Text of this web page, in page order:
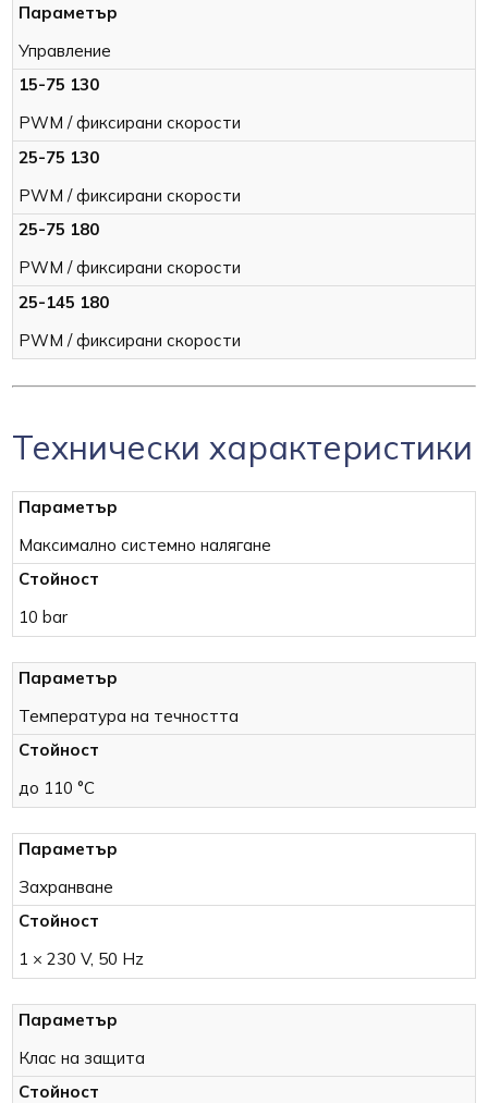
Управление
PWM / фиксирани скорости
PWM / фиксирани скорости
PWM / фиксирани скорости
PWM / фиксирани скорости
Технически характеристики
Максимално системно налягане
10 bar
Температура на течността
до 110 °C
Захранване
1 × 230 V, 50 Hz
Клас на защита